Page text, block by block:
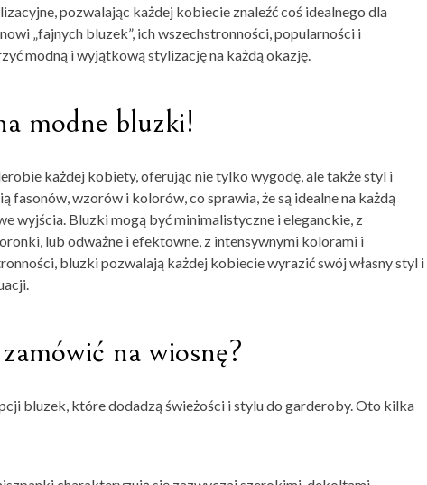
pozwalając każdej kobiecie znaleźć coś idealnego dla
„fajnych bluzek”, ich wszechstronności, popularności i
modną i wyjątkową stylizację na każdą okazję.
modne bluzki!
każdej kobiety, oferując nie tylko wygodę, ale także styl i
fasonów, wzorów i kolorów, co sprawia, że są idealne na każdą
wyjścia. Bluzki mogą być minimalistyczne i eleganckie, z
lub odważne i efektowne, z intensywnymi kolorami i
bluzki pozwalają każdej kobiecie wyrazić swój własny styl i
na wiosnę?
bluzek, które dodadzą świeżości i stylu do garderoby. Oto kilka